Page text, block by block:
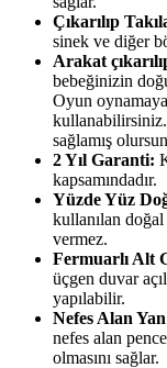
Çıkarılıp
sinek ve diğer
Arakat
bebeğinizin
Oyun
sağlamış
2 Yıl Garanti:
kapsamındadır.
Yüzde Yüz
kullanılan doğal
vermez.
Fermuarlı Alt
üçgen duvar
yapılabilir.
Nefes Alan
nefes alan
olmasını sağlar.